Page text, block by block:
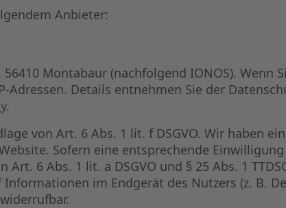
Anbieter:
Montabaur (nachfolgend IONOS). Wenn
Adressen. Details entnehmen Sie der
.
von Art. 6 Abs. 1 lit. f DSGVO. Wir haben
Sofern eine entsprechende
6 Abs. 1 lit. a DSGVO und § 25 Abs. 1
im Endgerät des Nutzers (z. B.